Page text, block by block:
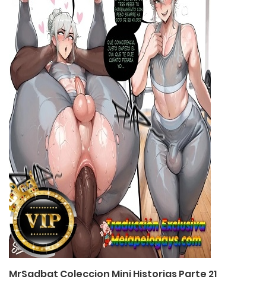
MrSadbat Coleccion Mini Historias Parte 21